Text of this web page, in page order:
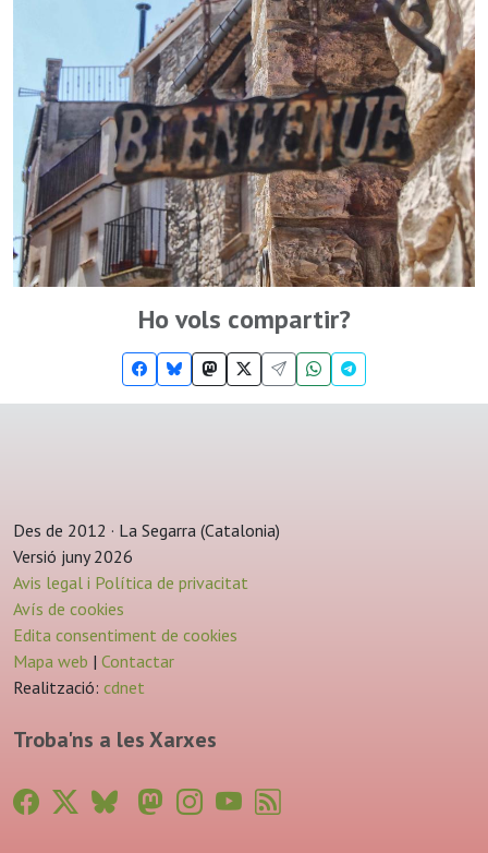
Ho vols compartir?
Des de 2012 · La Segarra (Catalonia)
Versió juny 2026
Avis legal i Política de privacitat
Avís de cookies
Edita consentiment de cookies
Mapa web | Contactar
Realització: cdnet
Troba'ns a les Xarxes